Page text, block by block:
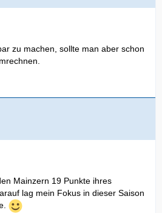
zu machen, sollte man aber schon
Mainzern 19 Punkte ihres
lag mein Fokus in dieser Saison